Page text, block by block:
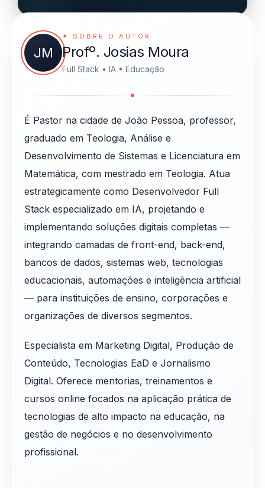
JM
✦ SOBRE O AUTOR
Profº. Josias Moura
Full Stack • IA • Educação
É Pastor na cidade de João Pessoa, professor,
graduado em Teologia, Análise e
Desenvolvimento de Sistemas e Licenciatura em
Matemática, com mestrado em Teologia. Atua
estrategicamente como Desenvolvedor Full
Stack especializado em IA, projetando e
implementando soluções digitais completas —
integrando camadas de front-end, back-end,
bancos de dados, sistemas web, tecnologias
educacionais, automações e inteligência artificial
— para instituições de ensino, corporações e
organizações de diversos segmentos.
Especialista em Marketing Digital, Produção de
Conteúdo, Tecnologias EaD e Jornalismo
Digital. Oferece mentorias, treinamentos e
cursos online focados na aplicação prática de
tecnologias de alto impacto na educação, na
gestão de negócios e no desenvolvimento
profissional.